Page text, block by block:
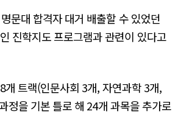
문대 합격자 대거 배출할 수 있었던
진학지도 프로그램과 관련이 있다고
개 트랙(인문사회 3개, 자연과학 3개,
정을 기본 틀로 해 24개 과목을 추가로